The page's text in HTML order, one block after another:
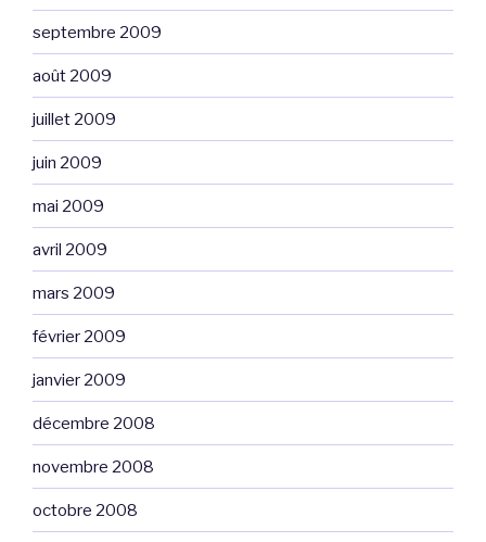
septembre 2009
août 2009
juillet 2009
juin 2009
mai 2009
avril 2009
mars 2009
février 2009
janvier 2009
décembre 2008
novembre 2008
octobre 2008